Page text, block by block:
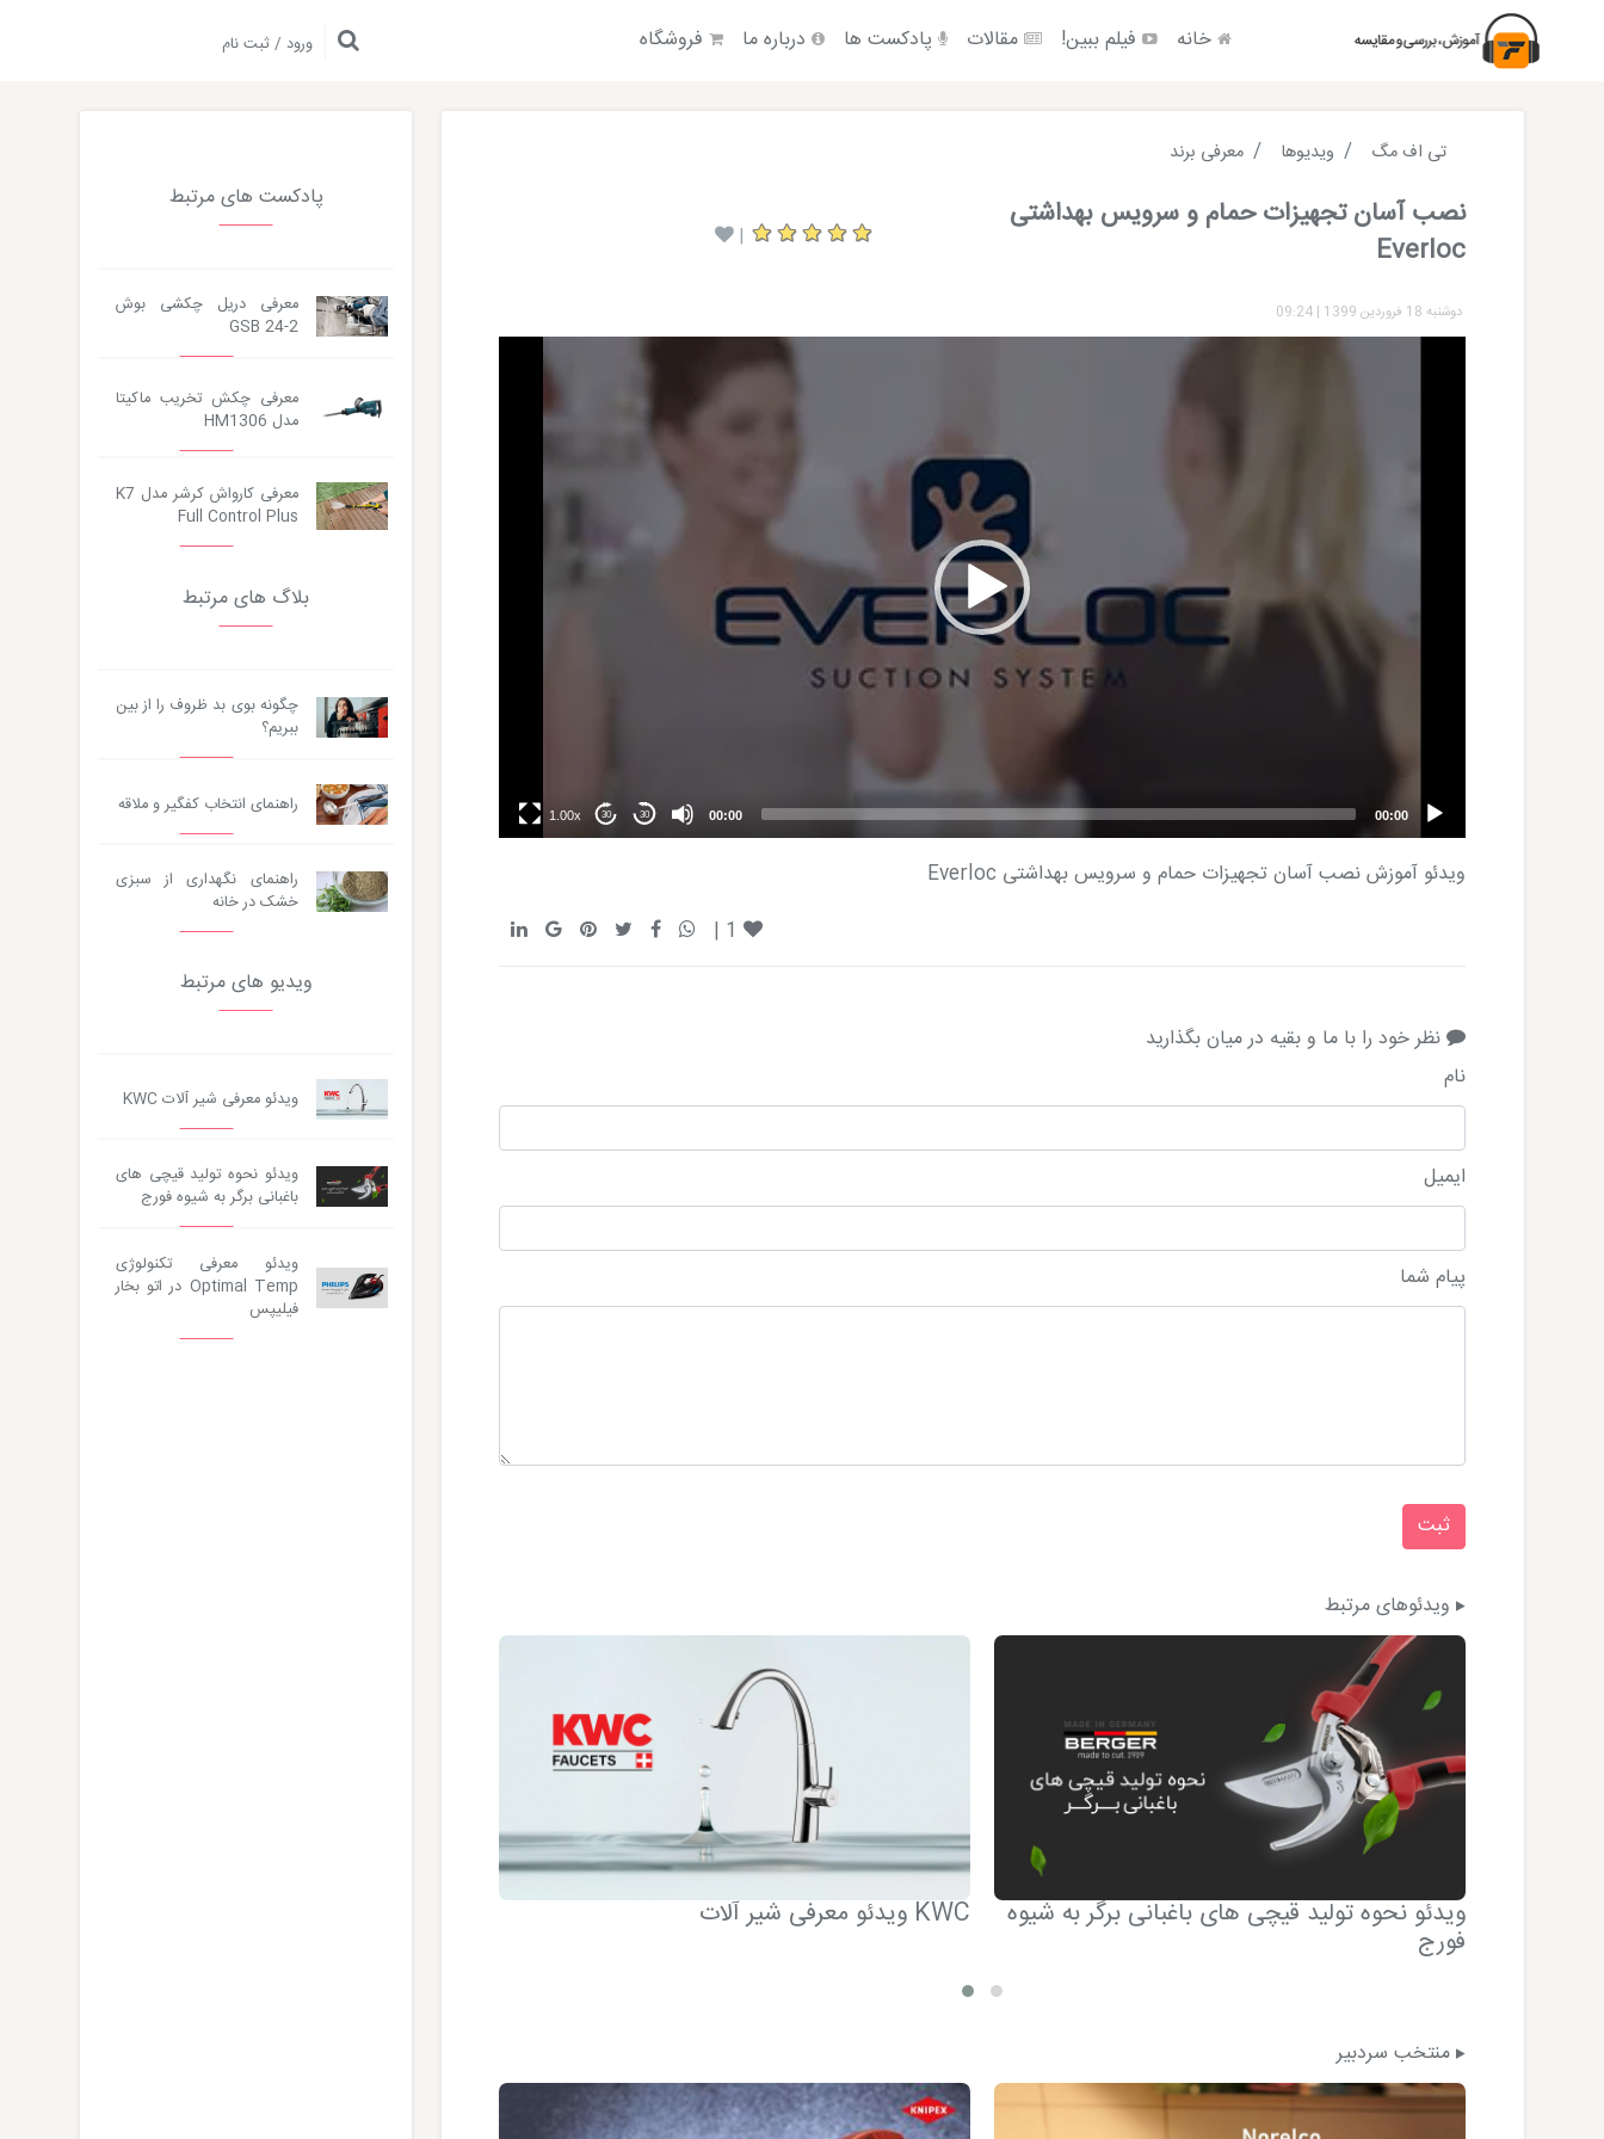
خانه فیلم ببین! مقالات پادکست ها درباره ما فروشگاه ورود / ثبت نام
تی اف مگ ویدیوها معرفی برند
نصب آسان تجهیزات حمام و سرویس بهداشتی
Everloc
دوشنبه 18 فروردین 1399 |
09:24
|
Video
00:00
00:00
30
30
1.00x
ویدئو آموزش نصب آسان تجهیزات حمام و سرویس بهداشتی Everloc
1
|
نظر خود را با ما و بقیه در میان بگذارید
نام
ایمیل
پیام شما
ویدئوهای مرتبط
ویدئو معرفی شیر آلات KWC ویدئو نحوه تولید قیچی های باغبانی برگر به شیوه
فورج
منتخب سردبیر
پادکست های مرتبط
معرفی دریل چکشی بوش
GSB 24-2
معرفی چکش تخریب ماکیتا
مدل HM1306
معرفی کارواش کرشر مدل K7
Full Control Plus
بلاگ های مرتبط
چگونه بوی بد ظروف را از بین
ببریم؟
راهنمای انتخاب کفگیر و ملاقه
راهنمای نگهداری از سبزی
خشک در خانه
ویدیو های مرتبط
ویدئو معرفی شیر آلات KWC
ویدئو نحوه تولید قیچی های
باغبانی برگر به شیوه فورج
ویدئو معرفی تکنولوژی
Optimal Temp در اتو بخار
فیلیپس